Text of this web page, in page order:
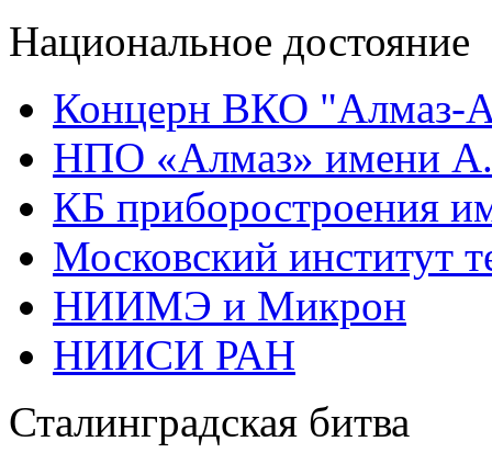
Национальное достояние
Концерн ВКО "Алмаз-
НПО «Алмаз» имени
КБ приборостроения
Московский институт
НИИМЭ и Микрон
НИИСИ РАН
Сталинградская битва